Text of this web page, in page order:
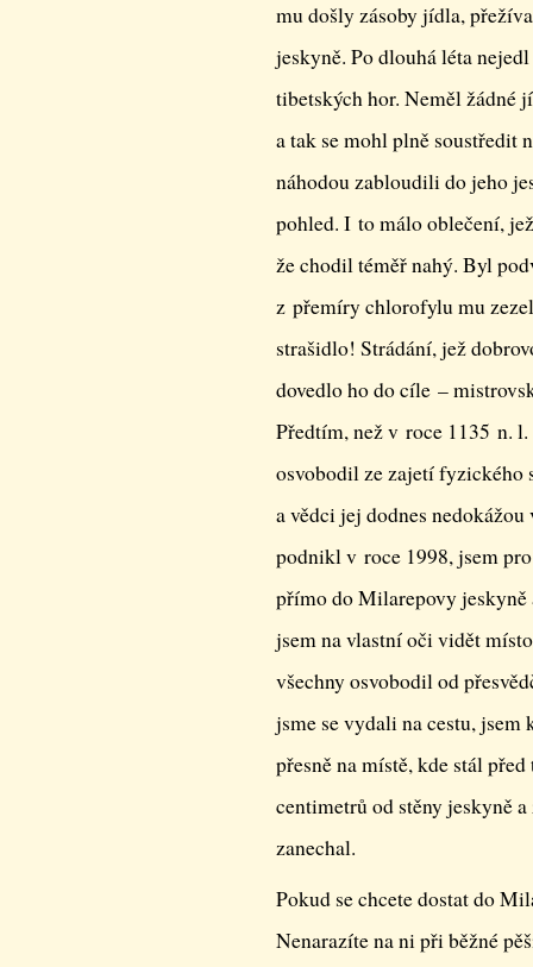
mu došly zásoby jídla,
jeskyně. Po dlouhá léta
tibetských hor. Neměl žádné
a tak se mohl plně soustředit
náhodou zabloudili do jeho
pohled. I to málo oblečení,
že chodil téměř nahý. Byl
z přemíry chlorofylu mu
strašidlo! Strádání, jež
dovedlo ho do cíle –
Předtím, než v roce 1135 n. l.
osvobodil ze zajetí fyzického
a vědci jej dodnes
podnikl v roce 1998, jsem
přímo do Milarepovy jeskyně
jsem na vlastní oči vidět
všechny osvobodil od
jsme se vydali na cestu,
přesně na místě, kde stál
centimetrů od stěny jeskyně
zanechal.
Pokud se chcete dostat do
Nenarazíte na ni při běžné